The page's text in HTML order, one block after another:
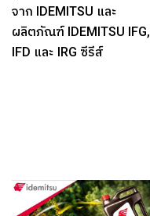
จาก IDEMITSU และ
ผลิตภัณฑ์ IDEMITSU IFG,
IFD และ IRG ซีรีส์